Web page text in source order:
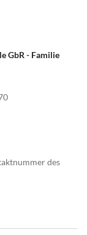
GbR - Familie
des